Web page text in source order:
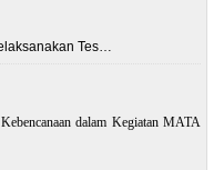
Tes…
dalam Kegiatan MATA